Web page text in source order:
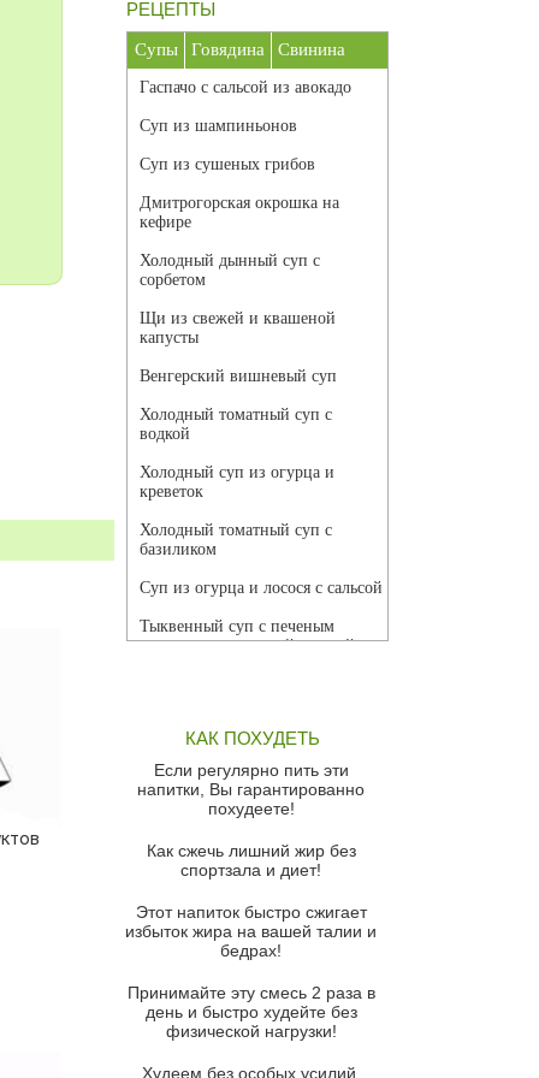
РЕЦЕПТЫ
Супы Говядина Свинина
Гаспачо с сальсой из авокадо
Суп из шампиньонов
Суп из сушеных грибов
Дмитрогорская окрошка на
кефире
Холодный дынный суп с
сорбетом
Щи из свежей и квашеной
капусты
Венгерский вишневый суп
Холодный томатный суп с
водкой
Холодный суп из огурца и
креветок
Холодный томатный суп с
базиликом
Суп из огурца и лосося с сальсой
Тыквенный суп с печеным
чесноком и томатной сальсой
красного перца
Парижский луковый суп
Суп из спаржи и горошка с
Суп-крем из цветной капусты
Французский луковый суп
Суп из баклажанов с моцареллой
Грибной крем-суп с кростини с
козьим сыром
Суп мисо с зеленым луком и
КАК ПОХУДЕТЬ
Если регулярно пить эти
напитки, Вы гарантированно
похудеете!
Как сжечь лишний жир без
спортзала и диет!
Этот напиток быстро сжигает
избыток жира на вашей талии и
бедрах!
Принимайте эту смесь 2 раза в
день и быстро худейте без
физической нагрузки!
Худеем без особых усилий,